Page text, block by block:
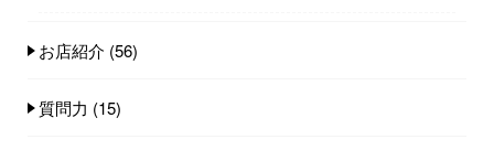
お店紹介 (56)
質問力 (15)